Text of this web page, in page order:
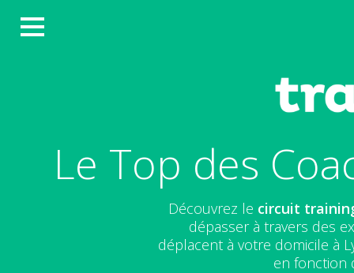
Le Top des
Découvrez le circuit
dépasser à travers des
déplacent à votre domicile à
en fonction